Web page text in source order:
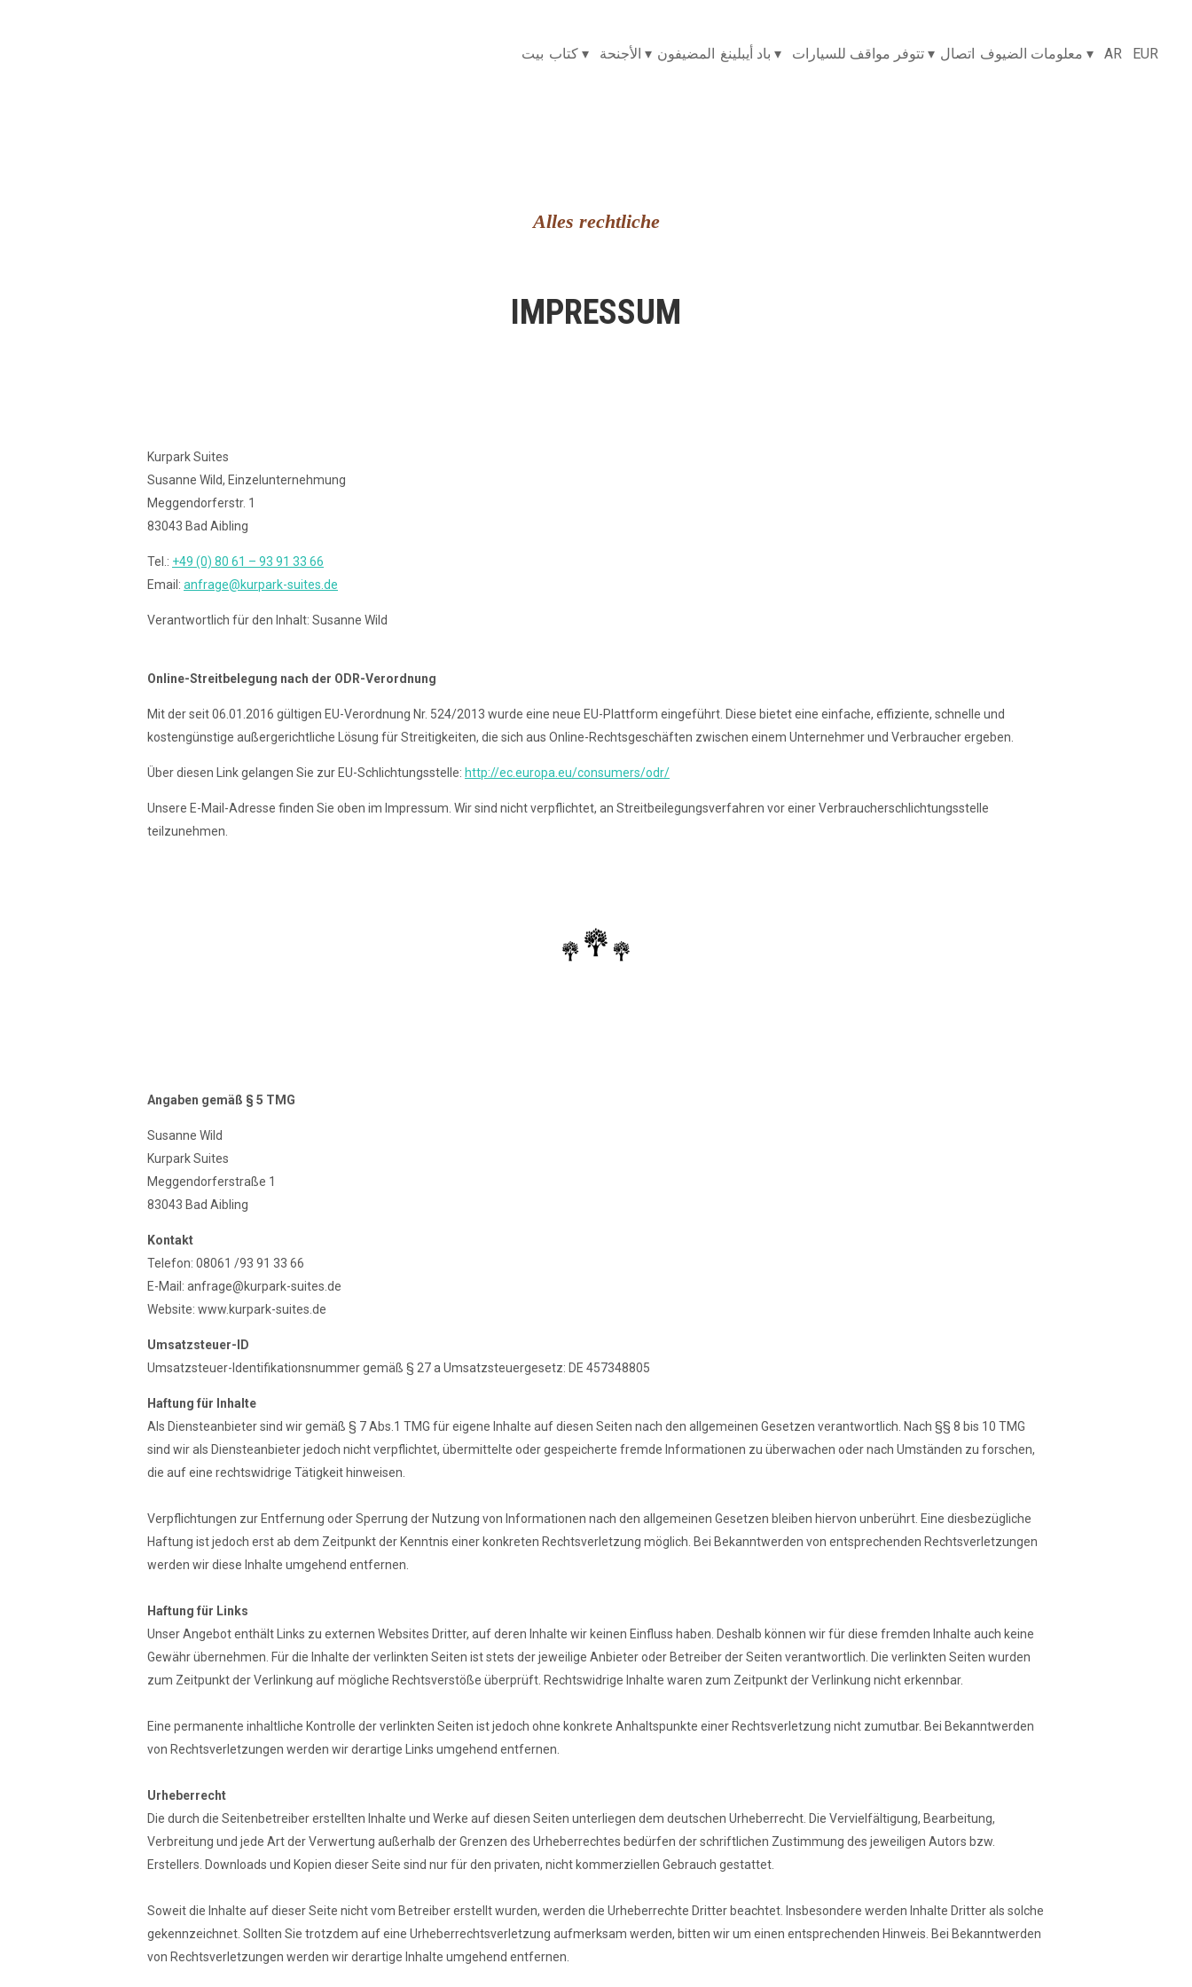
بيت كتاب ▾ الأجنحة ▾ المضيفون باد أيبلينغ ▾ تتوفر مواقف للسيارات ▾ اتصال معلومات الضيوف ▾ AR EUR
Alles rechtliche
IMPRESSUM
Kurpark Suites
Susanne Wild, Einzelunternehmung
Meggendorferstr. 1
83043 Bad Aibling
Tel.: +49 (0) 80 61 – 93 91 33 66
Email: anfrage@kurpark-suites.de
Verantwortlich für den Inhalt: Susanne Wild
Online-Streitbelegung nach der ODR-Verordnung
Mit der seit 06.01.2016 gültigen EU-Verordnung Nr. 524/2013 wurde eine neue EU-Plattform eingeführt. Diese bietet eine einfache, effiziente, schnelle und
kostengünstige außergerichtliche Lösung für Streitigkeiten, die sich aus Online-Rechtsgeschäften zwischen einem Unternehmer und Verbraucher ergeben.
Über diesen Link gelangen Sie zur EU-Schlichtungsstelle: http://ec.europa.eu/consumers/odr/
Unsere E-Mail-Adresse finden Sie oben im Impressum. Wir sind nicht verpflichtet, an Streitbeilegungsverfahren vor einer Verbraucherschlichtungsstelle
teilzunehmen.
Angaben gemäß § 5 TMG
Susanne Wild
Kurpark Suites
Meggendorferstraße 1
83043 Bad Aibling
Kontakt
Telefon: 08061 /93 91 33 66
E-Mail: anfrage@kurpark-suites.de
Website: www.kurpark-suites.de
Umsatzsteuer-ID
Umsatzsteuer-Identifikationsnummer gemäß § 27 a Umsatzsteuergesetz: DE 457348805
Haftung für Inhalte
Als Diensteanbieter sind wir gemäß § 7 Abs.1 TMG für eigene Inhalte auf diesen Seiten nach den allgemeinen Gesetzen verantwortlich. Nach §§ 8 bis 10 TMG
sind wir als Diensteanbieter jedoch nicht verpflichtet, übermittelte oder gespeicherte fremde Informationen zu überwachen oder nach Umständen zu forschen,
die auf eine rechtswidrige Tätigkeit hinweisen.
Verpflichtungen zur Entfernung oder Sperrung der Nutzung von Informationen nach den allgemeinen Gesetzen bleiben hiervon unberührt. Eine diesbezügliche
Haftung ist jedoch erst ab dem Zeitpunkt der Kenntnis einer konkreten Rechtsverletzung möglich. Bei Bekanntwerden von entsprechenden Rechtsverletzungen
werden wir diese Inhalte umgehend entfernen.
Haftung für Links
Unser Angebot enthält Links zu externen Websites Dritter, auf deren Inhalte wir keinen Einfluss haben. Deshalb können wir für diese fremden Inhalte auch keine
Gewähr übernehmen. Für die Inhalte der verlinkten Seiten ist stets der jeweilige Anbieter oder Betreiber der Seiten verantwortlich. Die verlinkten Seiten wurden
zum Zeitpunkt der Verlinkung auf mögliche Rechtsverstöße überprüft. Rechtswidrige Inhalte waren zum Zeitpunkt der Verlinkung nicht erkennbar.
Eine permanente inhaltliche Kontrolle der verlinkten Seiten ist jedoch ohne konkrete Anhaltspunkte einer Rechtsverletzung nicht zumutbar. Bei Bekanntwerden
von Rechtsverletzungen werden wir derartige Links umgehend entfernen.
Urheberrecht
Die durch die Seitenbetreiber erstellten Inhalte und Werke auf diesen Seiten unterliegen dem deutschen Urheberrecht. Die Vervielfältigung, Bearbeitung,
Verbreitung und jede Art der Verwertung außerhalb der Grenzen des Urheberrechtes bedürfen der schriftlichen Zustimmung des jeweiligen Autors bzw.
Erstellers. Downloads und Kopien dieser Seite sind nur für den privaten, nicht kommerziellen Gebrauch gestattet.
Soweit die Inhalte auf dieser Seite nicht vom Betreiber erstellt wurden, werden die Urheberrechte Dritter beachtet. Insbesondere werden Inhalte Dritter als solche
gekennzeichnet. Sollten Sie trotzdem auf eine Urheberrechtsverletzung aufmerksam werden, bitten wir um einen entsprechenden Hinweis. Bei Bekanntwerden
von Rechtsverletzungen werden wir derartige Inhalte umgehend entfernen.